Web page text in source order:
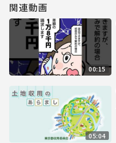
関連動画
00:15
05:04